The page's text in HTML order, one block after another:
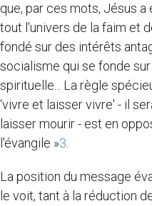
que, par ces mots, Jésus
tout l'univers de la faim et
fondé sur des intérêts
socialisme qui se fonde
spirituelle... La règle
‘vivre et laisser vivre' - il
laisser mourir - est en
l'évangile »3
La position du message
le voit, tant à la réduction